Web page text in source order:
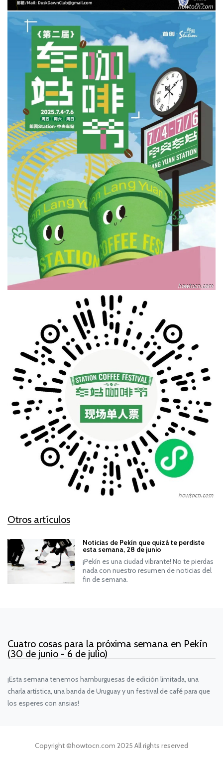
Otros artículos
Noticias de Pekín que quizá te perdiste
esta semana, 28 de junio
¡Pekín es una ciudad vibrante! No te pierdas
nada con nuestro resumen de noticias del
fin de semana.
Cuatro cosas para la próxima semana en Pekín
(30 de junio - 6 de julio)
¡Esta semana tenemos hamburguesas de edición limitada, una
charla artística, una banda de Uruguay y un festival de café para que
los esperes con ansias!
Copyright ©howtocn.com 2025 All rights reserved